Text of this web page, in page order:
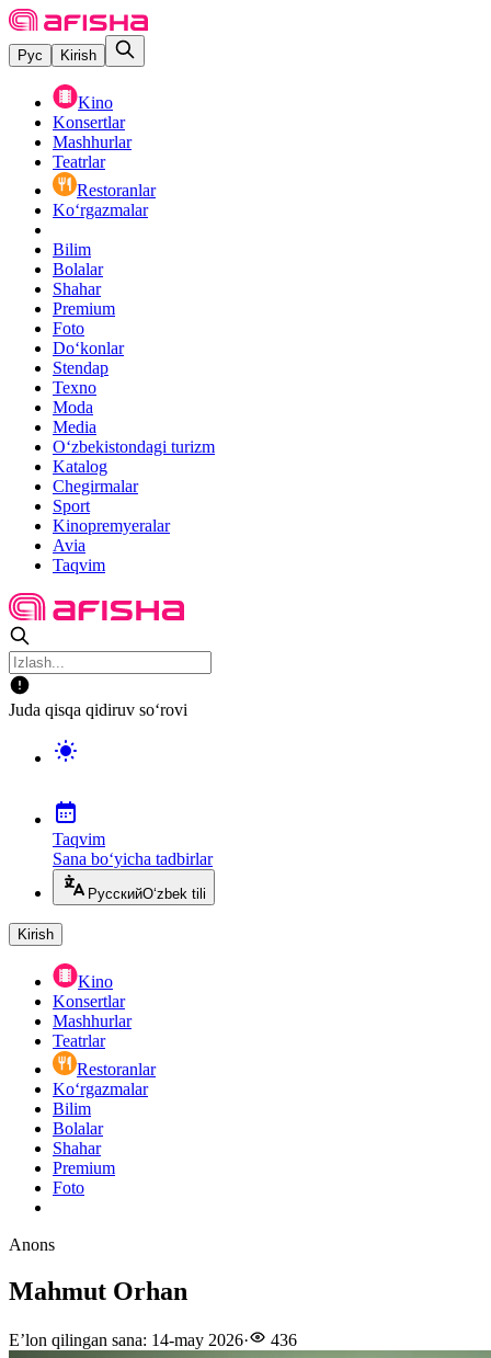
Рус Kirish
Kino
Konsertlar
Mashhurlar
Teatrlar
Restoranlar
Ko‘rgazmalar
Bilim
Bolalar
Shahar
Premium
Foto
Do‘konlar
Stendap
Texno
Moda
Media
O‘zbekistondagi turizm
Katalog
Chegirmalar
Sport
Kinopremyeralar
Avia
Taqvim
Juda qisqa qidiruv so‘rovi
Taqvim
Sana bo‘yicha tadbirlar
РусскийO‘zbek tili
Kirish
Kino
Konsertlar
Mashhurlar
Teatrlar
Restoranlar
Ko‘rgazmalar
Bilim
Bolalar
Shahar
Premium
Foto
Anons
Mahmut Orhan
E’lon qilingan sana: 14-may 2026· 436